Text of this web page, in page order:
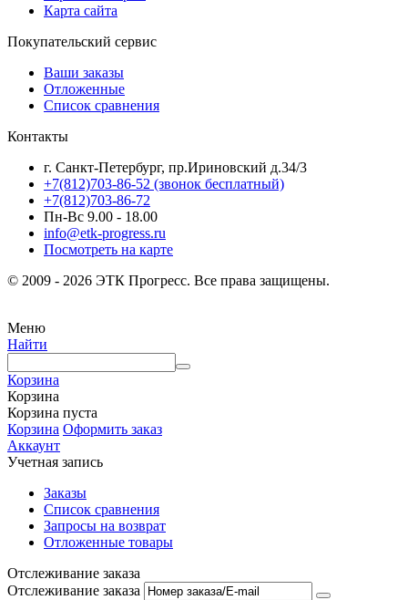
Карта сайта
Покупательский сервис
Ваши заказы
Отложенные
Список сравнения
Контакты
г. Санкт-Петербург, пр.Ириновский д.34/3
+7(812)703-86-52 (звонок бесплатный)
+7(812)703-86-72
Пн-Вс 9.00 - 18.00
info@etk-progress.ru
Посмотреть на карте
© 2009 - 2026 ЭТК Прогресс. Все права защищены.
Меню
Найти
Корзина
Корзина
Корзина пуста
Корзина Оформить заказ
Аккаунт
Учетная запись
Заказы
Список сравнения
Запросы на возврат
Отложенные товары
Отслеживание заказа
Отслеживание заказа